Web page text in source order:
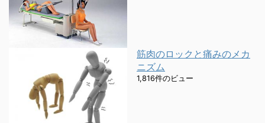
筋肉のロックと痛みのメカ
ニズム
1,816件のビュー